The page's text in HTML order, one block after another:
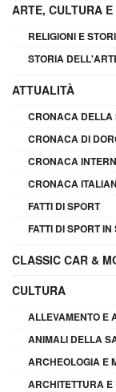
ARTE, CULTURA
RELIGIONI E
STORIA
ATTUALITÀ
CRONACA DELLA
CRONACA DI
CRONACA
CRONACA
FATTI DI SPORT
FATTI DI SPORT
CLASSIC CAR &
CULTURA
ALLEVAMENTO E
ANIMALI DELLA
ARCHEOLOGIA E
ARCHITETTURA